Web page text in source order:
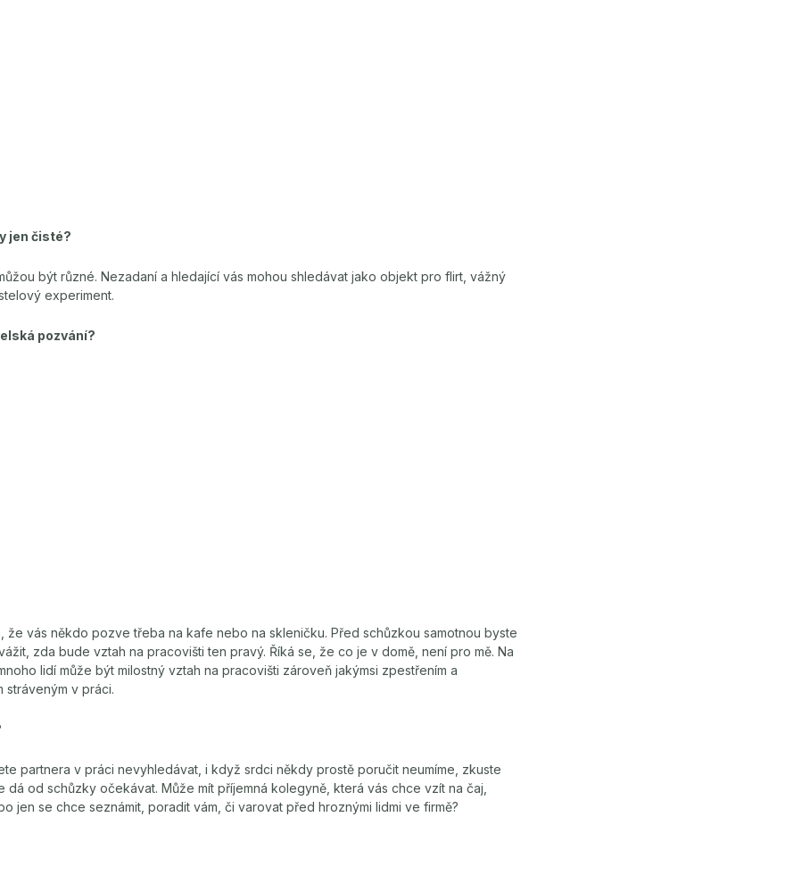
jen čisté?
být různé. Nezadaní a hledající vás mohou shledávat jako objekt pro flirt, vážný
experiment.
pozvání?
že vás někdo pozve třeba na kafe nebo na skleničku. Před schůzkou samotnou byste
zda bude vztah na pracovišti ten pravý. Říká se, že co je v domě, není pro mě. Na
lidí může být milostný vztah na pracovišti zároveň jakýmsi zpestřením a
stráveným v práci.
partnera v práci nevyhledávat, i když srdci někdy prostě poručit neumíme, zkuste
dá od schůzky očekávat. Může mít příjemná kolegyně, která vás chce vzít na čaj,
jen se chce seznámit, poradit vám, či varovat před hroznými lidmi ve firmě?